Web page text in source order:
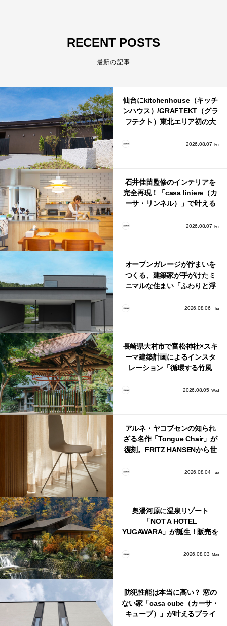
RECENT POSTS
最新の記事
仙台にkitchenhouse（キッチ
ンハウス）/GRAFTEKT（グラ
フテクト）東北エリア初の大
2026.08.07 Fri
石井佳苗監修のインテリアを
完全再現！「casa liniere（カ
ーサ・リンネル）」で叶える
2026.08.07 Fri
オープンガレージが佇まいを
つくる、建築家が手がけたミ
ニマルな住まい「ふわりと浮
2026.08.06 Thu
長崎県大村市で富松神社×スキ
ーマ建築計画によるインスタ
レーション「循環する竹風
2026.08.05 Wed
アルネ・ヤコブセンの知られ
ざる名作「Tongue Chair」が
復刻。FRITZ HANSENから世
2026.08.04 Tue
奥湯河原に温泉リゾート
「NOT A HOTEL
YUGAWARA」が誕生！販売を
2026.08.03 Mon
防犯性能は本当に高い？ 窓の
ない家「casa cube（カーサ・
キューブ）」が叶えるプライ